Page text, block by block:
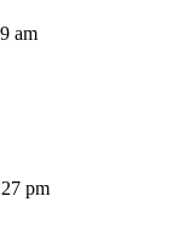
am
pm